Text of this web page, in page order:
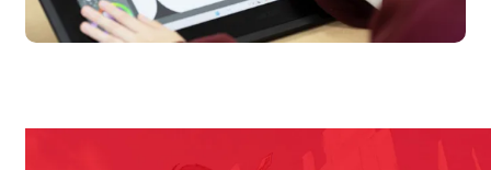
Campus Open